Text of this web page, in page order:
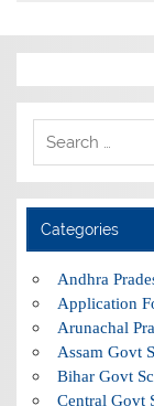
Categories
Andhra
Application
Arunachal
Assam Govt
Bihar Govt
Central Govt